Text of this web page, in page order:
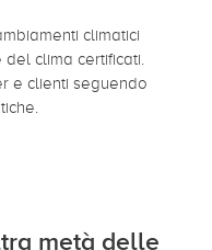
climatici
clima certificati.
e clienti seguendo
metà delle